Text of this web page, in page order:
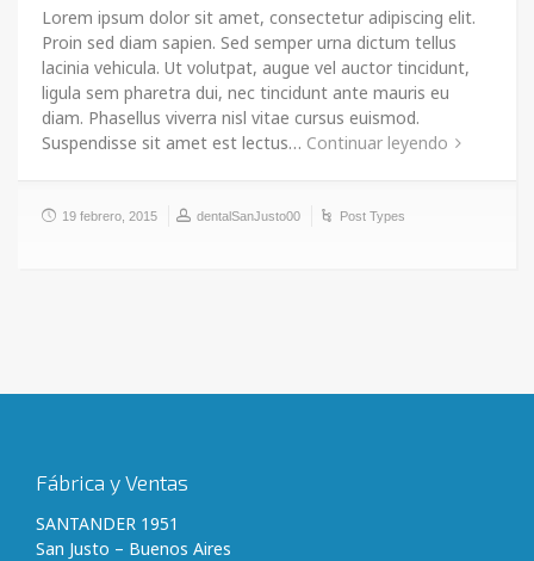
Lorem ipsum dolor sit amet, consectetur adipiscing elit.
Proin sed diam sapien. Sed semper urna dictum tellus
lacinia vehicula. Ut volutpat, augue vel auctor tincidunt,
ligula sem pharetra dui, nec tincidunt ante mauris eu
diam. Phasellus viverra nisl vitae cursus euismod.
Suspendisse sit amet est lectus… Continuar leyendo
19 febrero, 2015 dentalSanJusto00 Post Types
Fábrica y Ventas
SANTANDER 1951
San Justo – Buenos Aires